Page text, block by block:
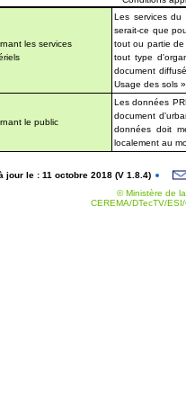
les services
Les services du
serait-ce que
tout ou partie de
tout type
document
Usage des sols
le public
Les données
document
données doit
localement au
jour le : 11 octobre 2018 (V 1.8.4)
© Ministère de
CEREMA/DTecTV/